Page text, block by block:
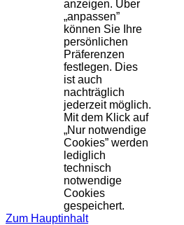
anzeigen. Über
„anpassen”
können Sie Ihre
persönlichen
Präferenzen
festlegen. Dies
ist auch
nachträglich
jederzeit möglich.
Mit dem Klick auf
„Nur notwendige
Cookies” werden
lediglich
technisch
notwendige
Cookies
gespeichert.
Zum Hauptinhalt